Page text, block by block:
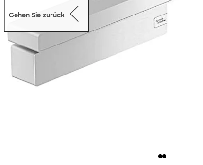
Gehen Sie zurück